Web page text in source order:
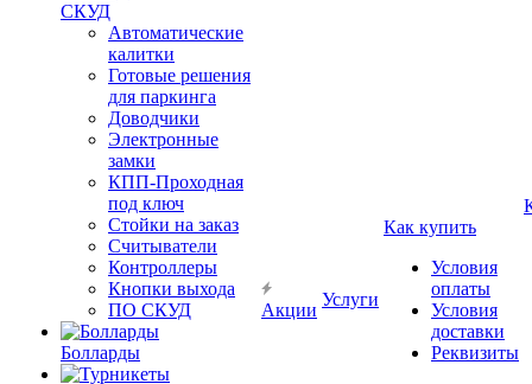
СКУД
Автоматические
калитки
Готовые решения
для паркинга
Доводчики
Электронные
замки
КПП-Проходная
под ключ
Стойки на заказ
Считыватели
Контроллеры
Кнопки выхода
ПО СКУД
Болларды
Акции
Услуги
Как купить
Условия
оплаты
Условия
доставки
Реквизиты